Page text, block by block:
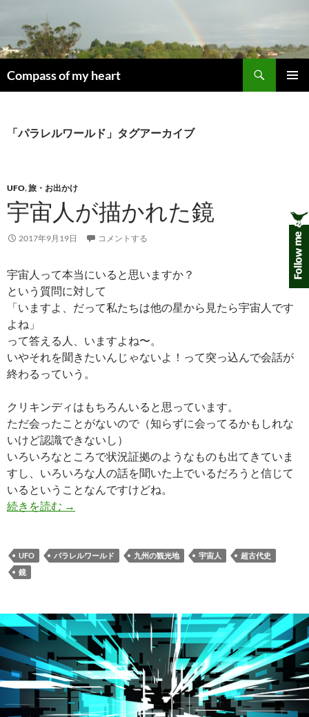
ン
ツ
へ
Compass of my heart
索
「パラレルワールド」タグアーカイブ
UFO,旅・お出かけ
宇宙人が描かれた鏡
2017年9月19日 コメントする
宇宙人って本当にいると思いますか？
という質問に対して
「いますよ、だって私たちは他の星から見たら宇宙人です
よね」
って答える人、いますよね〜。
いやそれを聞きたいんじゃないよ！って突っ込んで会話が
終わるっていう。
クリキンディはもちろんいると思っています。
ただ会ったことがないので（知らずに会ってるかもしれな
いけど認識できないし）
いろいろなところで状況証拠のようなものも出てきていま
すし、いろいろな人の話を聞いた上でいるだろうと信じて
いるということなんですけどね。
続きを読む 宇宙人が描かれた鏡
→
UFO パラレルワールド 九州の観光地 宇宙人
超古代史
鏡